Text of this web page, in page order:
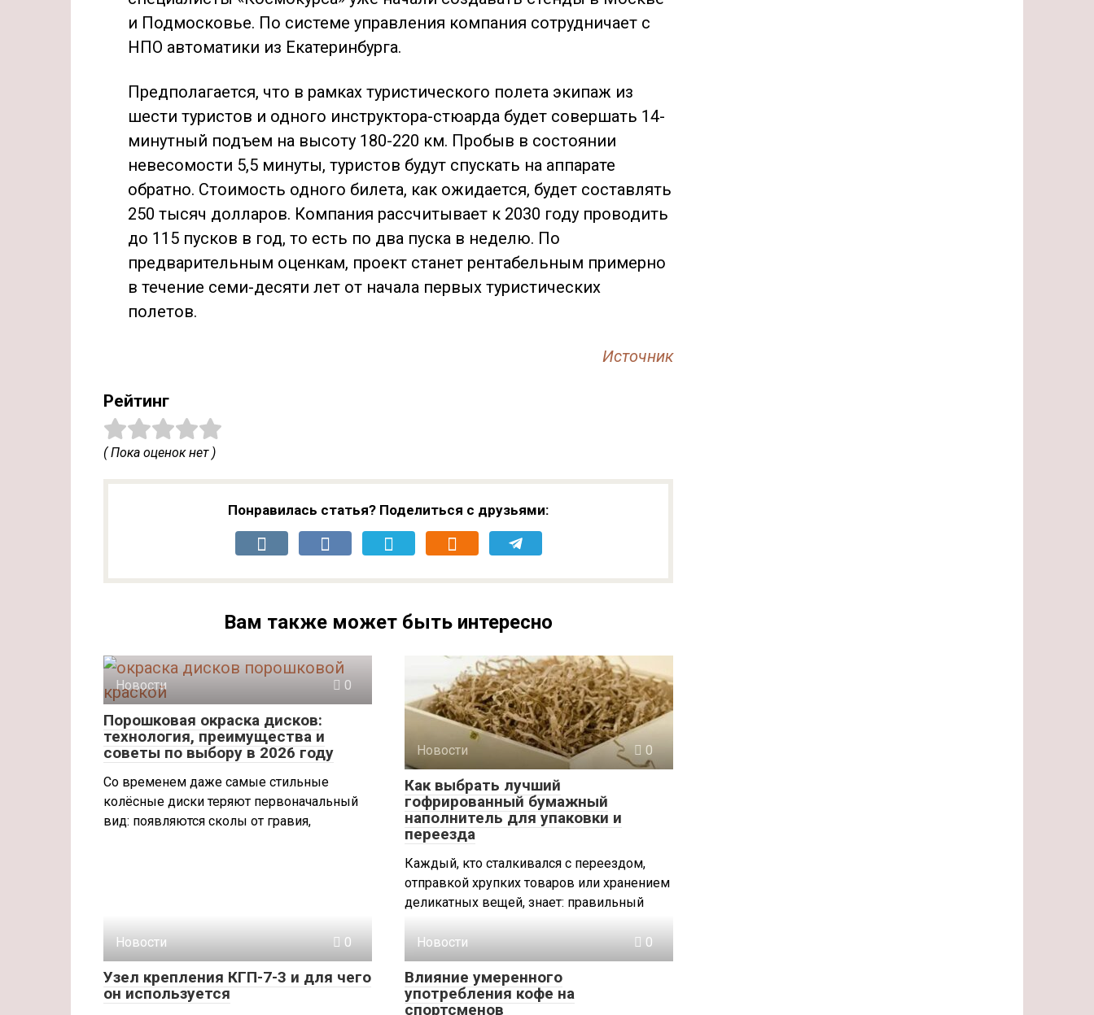
и Подмосковье. По системе управления компания сотрудничает с
НПО автоматики из Екатеринбурга.
Предполагается, что в рамках туристического полета экипаж из
шести туристов и одного инструктора-стюарда будет совершать 14-
минутный подъем на высоту 180-220 км. Пробыв в состоянии
невесомости 5,5 минуты, туристов будут спускать на аппарате
обратно. Стоимость одного билета, как ожидается, будет составлять
250 тысяч долларов. Компания рассчитывает к 2030 году проводить
до 115 пусков в год, то есть по два пуска в неделю. По
предварительным оценкам, проект станет рентабельным примерно
в течение семи-десяти лет от начала первых туристических
полетов.
Источник
Рейтинг
( Пока оценок нет )
Понравилась статья? Поделиться с друзьями:
Вам также может быть интересно
Новости 0
Порошковая окраска дисков:
технология, преимущества и
советы по выбору в 2026 году
Со временем даже самые стильные
колёсные диски теряют первоначальный
вид: появляются сколы от гравия,
Новости 0
Как выбрать лучший
гофрированный бумажный
наполнитель для упаковки и
переезда
Каждый, кто сталкивался с переездом,
отправкой хрупких товаров или хранением
деликатных вещей, знает: правильный
Новости 0
Узел крепления КГП-7-3 и для чего
он используется
Новости 0
Влияние умеренного
употребления кофе на
спортсменов